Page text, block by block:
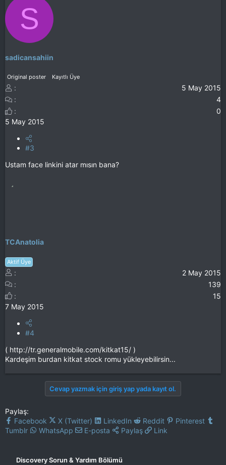
S
sadicansahiin
Original poster Kayıtlı Üye
5 May 2015
4
0
5 May 2015
#3
Ustam face linkini atar mısın bana?
TCAnatolia
Aktif Üye
2 May 2015
139
15
7 May 2015
#4
( http://tr.generalmobile.com/kitkat15/ )
Kardeşim burdan kitkat stock romu yükleyebilirsin...
Cevap yazmak için giriş yap yada kayıt ol.
Paylaş:
Facebook
X (Twitter) LinkedIn Reddit
Pinterest
Tumblr
WhatsApp E-posta Paylaş Link
Discovery Sorun & Yardım Bölümü